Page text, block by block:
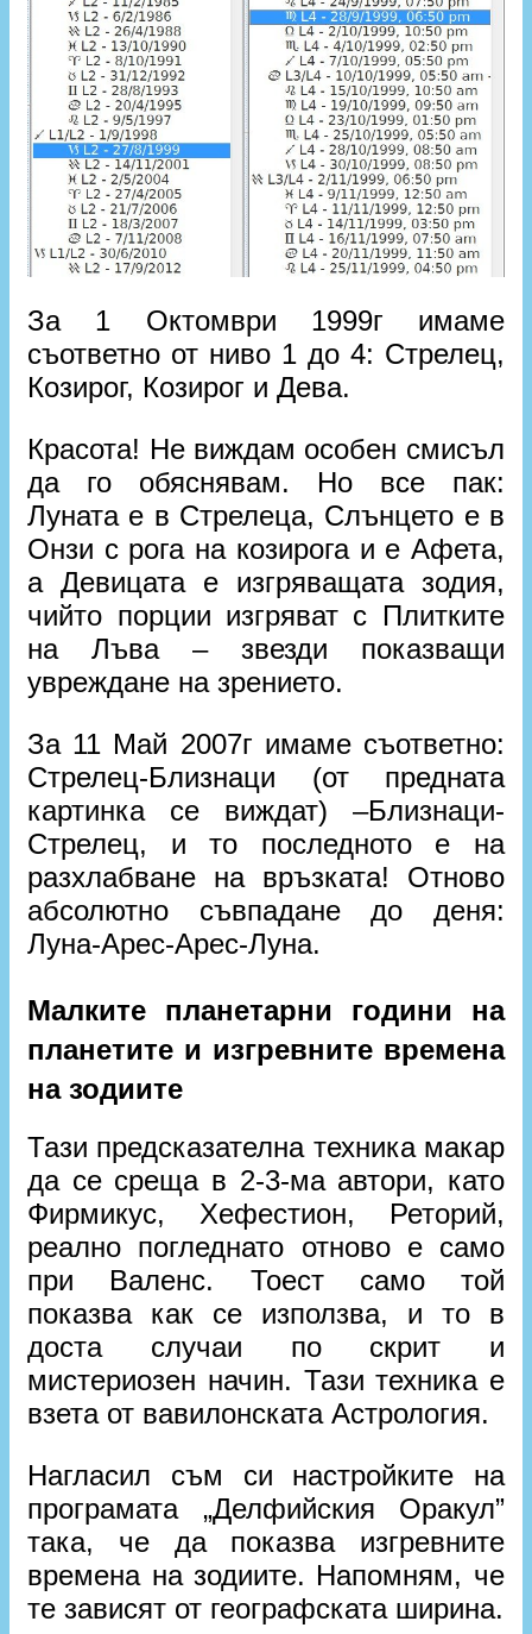
За 1 Октомври 1999г имаме
съответно от ниво 1 до 4: Стрелец,
Козирог, Козирог и Дева.
Красота! Не виждам особен смисъл
да го обяснявам. Но все пак:
Луната е в Стрелецa, Слънцето е в
Онзи с рога на козирога и е Афета,
а Девицата е изгряващата зодия,
чийто порции изгряват с Плитките
на Лъва – звезди показващи
увреждане на зрението.
За 11 Май 2007г имаме съответно:
Стрелец-Близнаци (от предната
картинка се виждат) –Близнаци-
Стрелец, и то последното е на
разхлабване на връзката! Отново
абсолютно съвпадане до деня:
Луна-Арес-Арес-Луна.
Малките планетарни години на
планетите и изгревните времена
на зодиите
Тази предсказателна техника макар
да се среща в 2-3-ма автори, като
Фирмикус, Хефестион, Реторий,
реално погледнато отново е само
при Валенс. Тоест само той
показва как се използва, и то в
доста случаи по скрит и
мистериозен начин. Тази техника е
взета от вавилонската Астрология.
Нагласил съм си настройките на
програмата „Делфийския Оракул”
така, че да показва изгревните
времена на зодиите. Напомням, че
те зависят от географската ширина.